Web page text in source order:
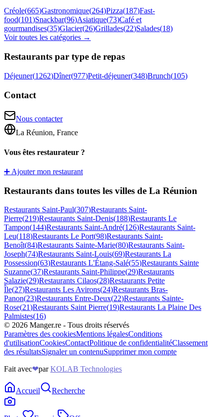
Créole(665)Gastronomique(264)Pizza(187)Fast-
food(101)Snackbar(96)Asiatique(73)Café et
gourmandises(35)Glacier(26)Grillades(22)Salades(18)
Voir toutes les catégories →
Restaurants par type de repas
Déjeuner(1262)Dîner(977)Petit-déjeuner(348)Brunch(105)
Contact
Nous contacter
La Réunion, France
Vous êtes restaurateur ?
➕ Ajouter mon restaurant
Restaurants dans toutes les villes de La Réunion
Restaurants Saint-Paul(307)Restaurants Saint-
Pierre(219)Restaurants Saint-Denis(188)Restaurants Le
Tampon(144)Restaurants Saint-André(126)Restaurants Saint-
Leu(118)Restaurants Le Port(98)Restaurants Saint-
Benoît(84)Restaurants Sainte-Marie(80)Restaurants Saint-
Joseph(74)Restaurants Saint-Louis(69)Restaurants La
Possession(63)Restaurants L'Étang-Salé(55)Restaurants Sainte
Suzanne(37)Restaurants Saint-Philippe(29)Restaurants
Salazie(29)Restaurants Cilaos(28)Restaurants Petite
Île(27)Restaurants Les Avirons(24)Restaurants Bras-
Panon(23)Restaurants Entre-Deux(22)Restaurants Sainte-
Rose(21)Restaurants Saint Pierre(19)Restaurants La Plaine Des
Palmistes(16)
© 2026 Manger.re - Tous droits réservés
Paramètres des cookiesMentions légalesConditions
d'utilisationCookiesContactPolitique de confidentialitéClassement
des résultatsSignaler un contenuSupprimer mon compte
Fait avec❤par KOLAB Technologies
Accueil Recherche